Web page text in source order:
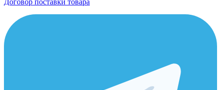
Договор поставки товара